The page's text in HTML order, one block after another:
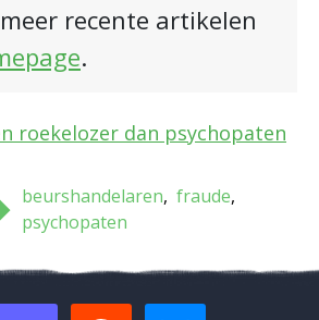
recente artikelen
.
roekelozer dan psychopaten
beurshandelaren fraude
psychopaten